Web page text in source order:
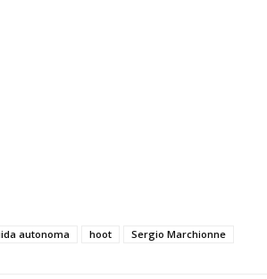
autonoma hoot Sergio Marchionne